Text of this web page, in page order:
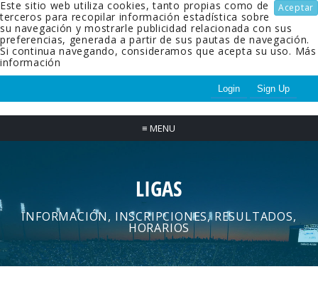
Aceptar
Este sitio web utiliza cookies, tanto propias como de
terceros para recopilar información estadística sobre
su navegación y mostrarle publicidad relacionada con sus
preferencias, generada a partir de sus pautas de navegación.
Si continua navegando, consideramos que acepta su uso. Más
información
Login Sign Up
≡ MENU
LIGAS
INFORMACIÓN, INSCRIPCIONES, RESULTADOS,
HORARIOS